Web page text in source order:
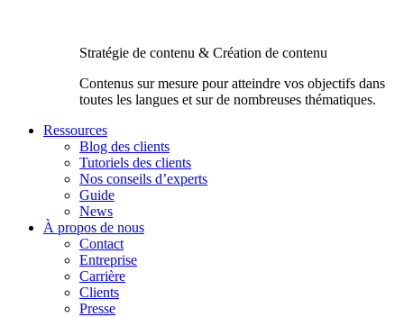
Stratégie de contenu & Création de contenu
Contenus sur mesure pour atteindre vos objectifs dans
toutes les langues et sur de nombreuses thématiques.
Ressources
Blog des clients
Tutoriels des clients
Nos conseils d’experts
Guide
News
À propos de nous
Contact
Entreprise
Carrière
Clients
Presse